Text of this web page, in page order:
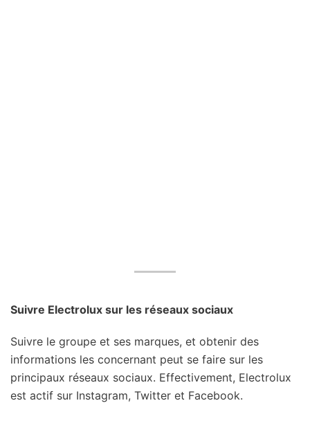
Suivre Electrolux sur les réseaux sociaux
Suivre le groupe et ses marques, et obtenir des
informations les concernant peut se faire sur les
principaux réseaux sociaux. Effectivement, Electrolux
est actif sur Instagram, Twitter et Facebook.